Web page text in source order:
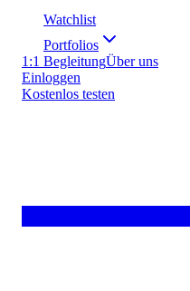
Watchlist
Portfolios
1:1 BegleitungÜber uns
Einloggen
Kostenlos testen